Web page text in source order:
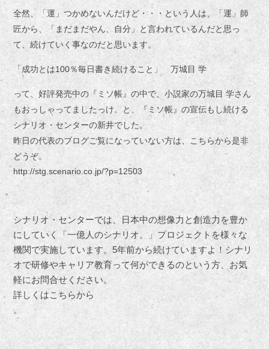
全然、「運」つかめないんだけど・・・という人は、「運」師
匠から、「まだまだやん、自分」と言われているんだと思っ
て、続けていく事なのだと思います。
「成功とは100％毎日書き続けること」 万城目 学
って、好評発売中の『ミソ帳』の中で、小説家の万城目 学さん
もおっしゃってましたっけ。と、『ミソ帳』の宣伝もし続ける
シナリオ・センターの新井でした。
昨日の代表のブログご覧になっていない方は、こちらから是非
どうぞ。
http://stg.scenario.co.jp/?p=12503
シナリオ・センターでは、日本中の想像力と創造力を豊か
にしていく「一億人のシナリオ。」プロジェクトを様々な
機関で実施しています。5年前から続けていますよ！シナリ
オで研修やキャリア教育って何ができるのという方、お気
軽にお問合せください。
詳しくはこちらから
。